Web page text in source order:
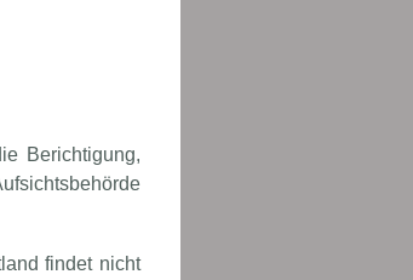
Berichtigung,
findet nicht